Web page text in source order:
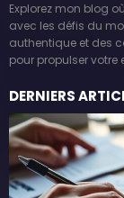
Explorez mon blog
avec les défis du
authentique et des
pour propulser votre
DERNIERS